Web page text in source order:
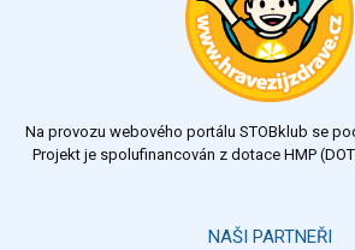
Výsledky
Na provozu webového portálu STOBklub se
Projekt je spolufinancován z dotace HMP
NAŠI PARTNEŘI